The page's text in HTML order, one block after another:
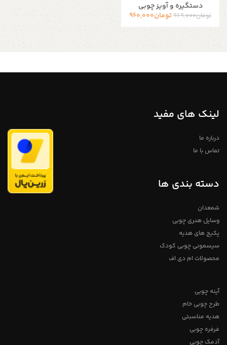
دستگیره و آویز چوبی
تومان969,000تومان960,000
لینک های مفید
درباره ما
تماس با ما
دسته بندی ها
شمعدان
وسایل هنری چوبی
پکیج های هدیه
سیسمونی چوبی کودک
محصولات ام دی اف
آینه چوبی
طرح چوبی خام
هدیه مناسبتی
فرفره چوبی
آدمک چوبی